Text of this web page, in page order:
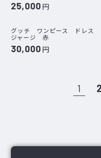
25,000 円
グッチ ワンピース ドレス
ジャージ 赤
30,000 円
1 2